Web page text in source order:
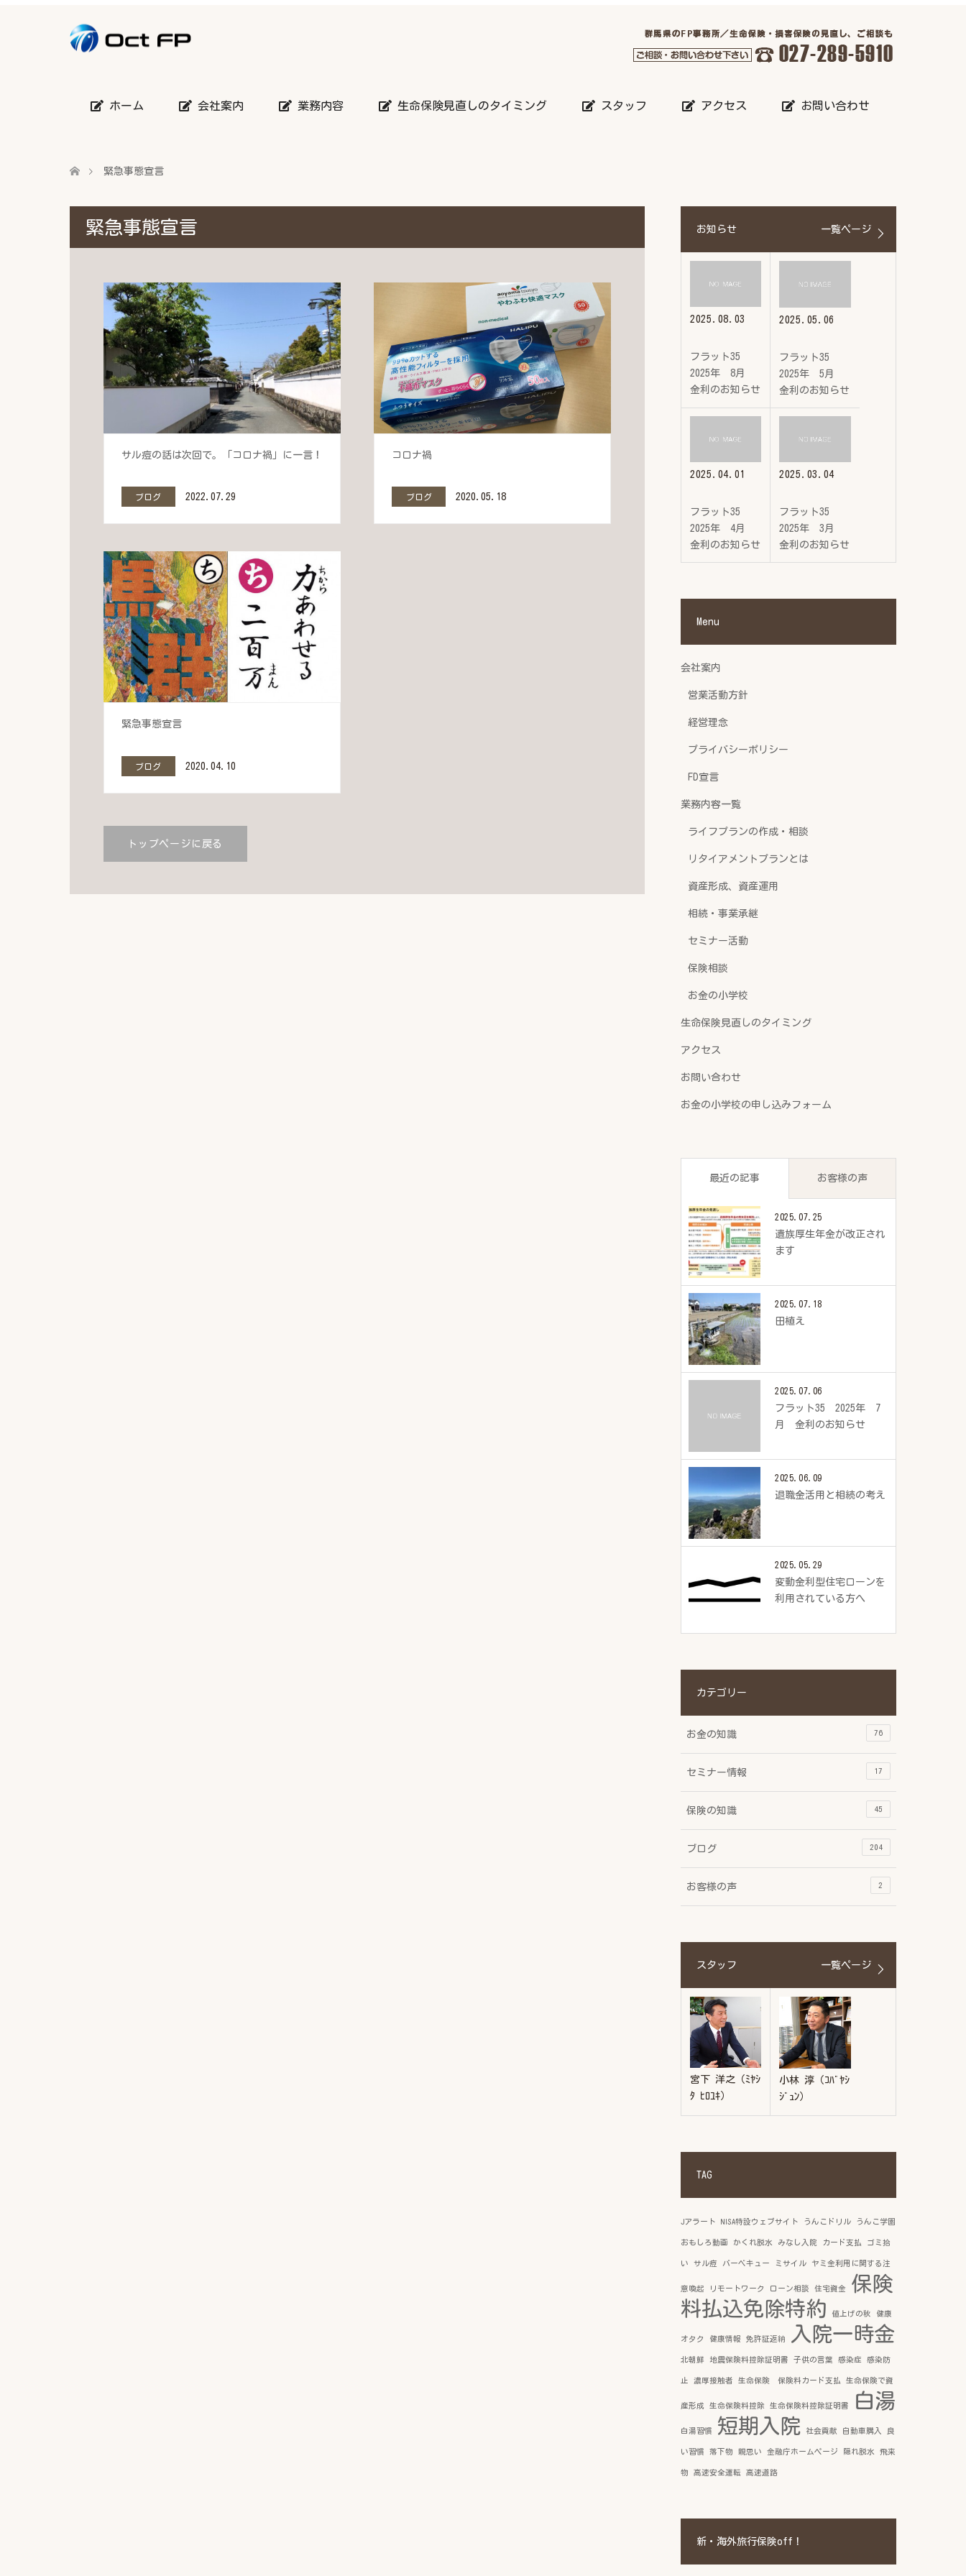
ホーム 会社案内 業務内容 生命保険見直しのタイミング スタッフ アクセス お問い合わせ
緊急事態宣言
緊急事態宣言
サル痘の話は次回で。「コロナ禍」に一言！
ブログ 2022.07.29
コロナ禍
ブログ 2020.05.18
緊急事態宣言
ブログ 2020.04.10
トップページに戻る
お知らせ 一覧ページ
2025.08.03
フラット35
2025年 8月
金利のお知らせ
2025.05.06
フラット35
2025年 5月
金利のお知らせ
2025.04.01
フラット35
2025年 4月
金利のお知らせ
2025.03.04
フラット35
2025年 3月
金利のお知らせ
Menu
会社案内
営業活動方針
経営理念
プライバシーポリシー
FD宣言
業務内容一覧
ライフプランの作成・相談
リタイアメントプランとは
資産形成、資産運用
相続・事業承継
セミナー活動
保険相談
お金の小学校
生命保険見直しのタイミング
アクセス
お問い合わせ
お金の小学校の申し込みフォーム
最近の記事 お客様の声
2025.07.25
遺族厚生年金が改正され
ます
2025.07.18
田植え
2025.07.06
フラット35 2025年 7
月 金利のお知らせ
2025.06.09
退職金活用と相続の考え
2025.05.29
変動金利型住宅ローンを
利用されている方へ
カテゴリー
お金の知識 76
セミナー情報 17
保険の知識 45
ブログ 204
お客様の声 2
スタッフ 一覧ページ
宮下 洋之（ﾐﾔｼ
ﾀ ﾋﾛﾕｷ）
小林 淳（ｺﾊﾞﾔｼ
ｼﾞｭﾝ）
TAG
Jアラート NISA特設ウェブサイト うんこドリル うんこ学園
おもしろ動画 かくれ脱水 みなし入院 カード支払 ゴミ拾
い サル痘 バーベキュー ミサイル ヤミ金利用に関する注
意喚起 リモートワーク ローン相談 住宅資金
保険
料払込免除特約
値上げの秋 健康
オタク 健康情報 免許証返納 入院一時金
北朝鮮 地震保険料控除証明書 子供の言葉 感染症 感染防
止 濃厚接触者 生命保険 保険料カード支払 生命保険で資
産形成 生命保険料控除 生命保険料控除証明書 白湯
白湯習慣 短期入院 社会貢献 自動車購入 良
い習慣 落下物 親思い 金融庁ホームページ 隠れ脱水 飛来
物 高速安全運転 高速道路
新・海外旅行保険off！